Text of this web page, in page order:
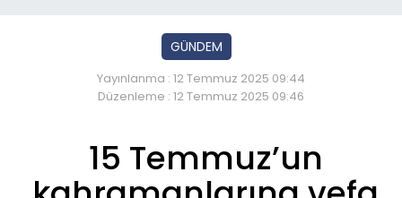
GÜNDEM
Yayınlanma : 12 Temmuz 2025 09:44
Düzenleme : 12 Temmuz 2025 09:46
15 Temmuz’un